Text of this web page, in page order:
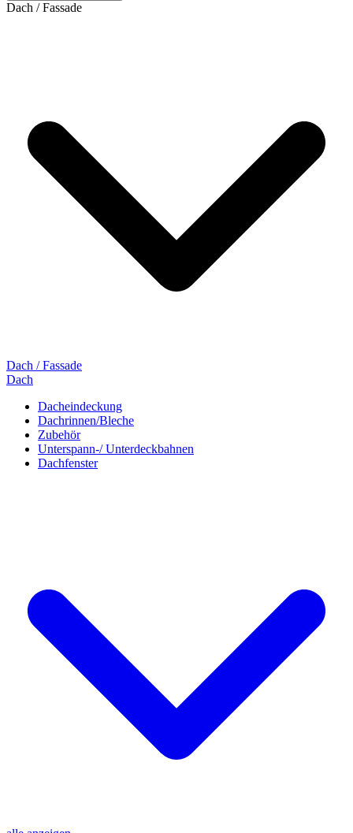
Dach / Fassade
Dach / Fassade
Dach
Dacheindeckung
Dachrinnen/Bleche
Zubehör
Unterspann-/ Unterdeckbahnen
Dachfenster